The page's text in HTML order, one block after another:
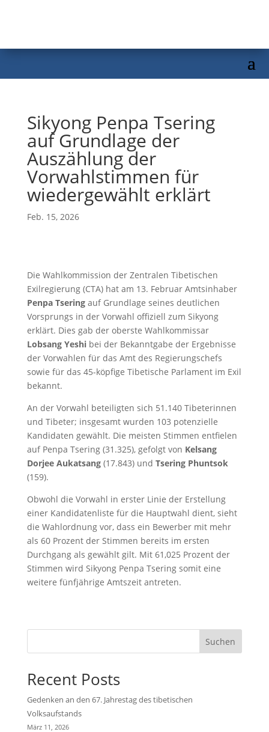
Sikyong Penpa Tsering
auf Grundlage der
Auszählung der
Vorwahlstimmen für
wiedergewählt erklärt
Feb. 15, 2026
Die Wahlkommission der Zentralen Tibetischen
Exilregierung (CTA) hat am 13. Februar Amtsinhaber
Penpa Tseringauf Grundlage seines deutlichen
Vorsprungs in der Vorwahl offiziell zum Sikyong
erklärt. Dies gab der oberste Wahlkommissar
Lobsang Yeshibei der Bekanntgabe der Ergebnisse
der Vorwahlen für das Amt des Regierungschefs
sowie für das 45-köpfige Tibetische Parlament im Exil
bekannt.
An der Vorwahl beteiligten sich 51.140 Tibeterinnen
und Tibeter; insgesamt wurden 103 potenzielle
Kandidaten gewählt. Die meisten Stimmen entfielen
auf Penpa Tsering (31.325), gefolgt von Kelsang
Dorjee Aukatsang(17.843) und Tsering Phuntsok
(159).
Obwohl die Vorwahl in erster Linie der Erstellung
einer Kandidatenliste für die Hauptwahl dient, sieht
die Wahlordnung vor, dass ein Bewerber mit mehr
als 60 Prozent der Stimmen bereits im ersten
Durchgang als gewählt gilt. Mit 61,025 Prozent der
Stimmen wird Sikyong Penpa Tsering somit eine
weitere fünfjährige Amtszeit antreten.
Suchen
Recent Posts
Gedenken an den 67. Jahrestag des tibetischen
Volksaufstands
März 11, 2026